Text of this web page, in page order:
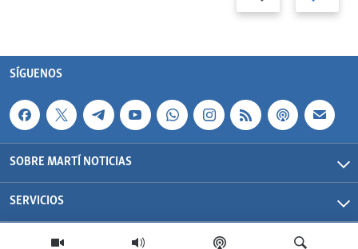
SÍGUENOS
SOBRE MARTÍ NOTICIAS
SERVICIOS
Martí Noticias| 2026 | OCB | Todos los derechos reservados.